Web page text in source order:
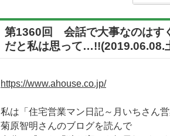
第1360回 会話で大事なのはす
だと私は思って…!!(2019.06.08.
https://www.ahouse.co.jp/
私は「住宅営業マン日記～月いちさん
菊原智明さんのブログを読んで